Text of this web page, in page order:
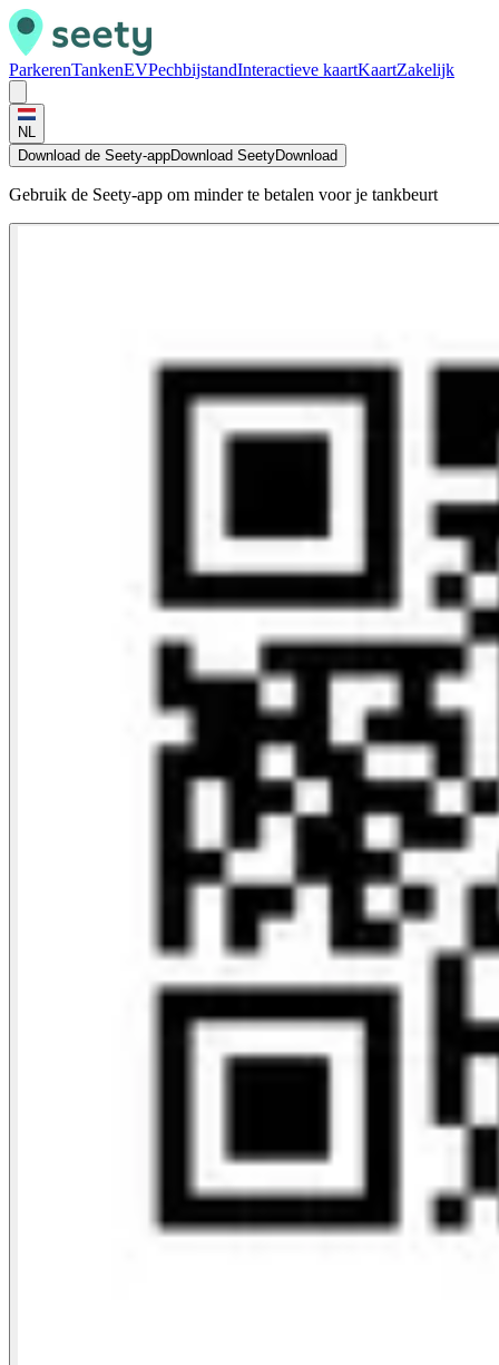
ParkerenTankenEVPechbijstandInteractieve kaartKaartZakelijk
NL
Download de Seety-appDownload SeetyDownload
Gebruik de Seety-app om minder te betalen voor je tankbeurt